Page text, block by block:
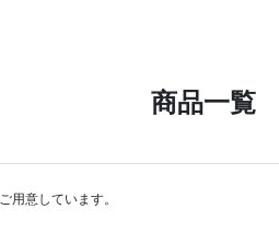
商品一覧
用意しています。